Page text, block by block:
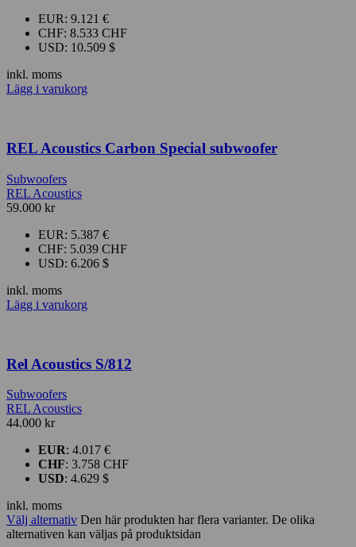
EUR: 9.121 €
CHF: 8.533 CHF
USD: 10.509 $
inkl. moms
Lägg i varukorg
REL Acoustics Carbon Special subwoofer
Subwoofers
REL Acoustics
59.000 kr
EUR: 5.387 €
CHF: 5.039 CHF
USD: 6.206 $
inkl. moms
Lägg i varukorg
Rel Acoustics S/812
Subwoofers
REL Acoustics
44.000 kr
EUR: 4.017 €
CHF: 3.758 CHF
USD: 4.629 $
inkl. moms
Välj alternativ Den här produkten har flera varianter. De olika
alternativen kan väljas på produktsidan